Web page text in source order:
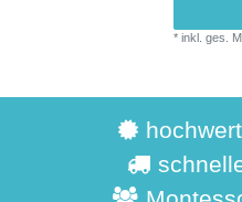
*inkl. ges.